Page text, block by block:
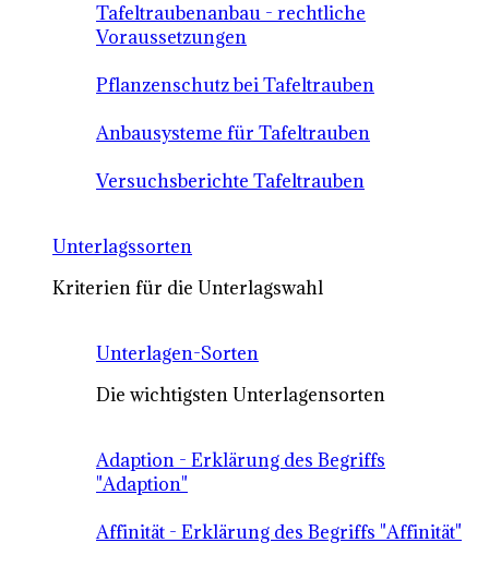
Tafeltraubenanbau - rechtliche
Voraussetzungen
Pflanzenschutz bei Tafeltrauben
Anbausysteme für Tafeltrauben
Versuchsberichte Tafeltrauben
Unterlagssorten
Kriterien für die Unterlagswahl
Unterlagen-Sorten
Die wichtigsten Unterlagensorten
Adaption - Erklärung des Begriffs
"Adaption"
Affinität - Erklärung des Begriffs "Affinität"